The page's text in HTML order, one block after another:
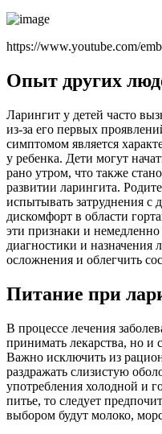
https://www.youtube.com/
Опыт других
Ларингит у детей часто
из-за его первых
симптомом является
у ребенка. Дети могут
рано утром, что также
развитии ларингита.
испытывать затруднения с
дискомфорт в области
эти признаки и немедленно
диагностики и назначения
осложнения и облегчить
Питание при
В процессе лечения
принимать лекарства, но и
Важно исключить из
раздражать слизистую
употребления холодной и
питье, то следует
выбором будут молоко,